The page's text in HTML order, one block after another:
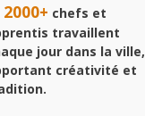
2000+ chefs et
travaillent
jour dans la ville,
créativité et